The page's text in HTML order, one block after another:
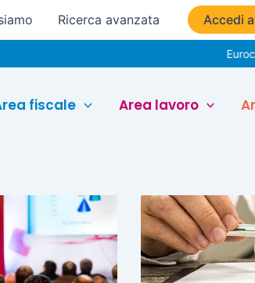
Ricerca avanzata Accedi
fiscale Area lavoro